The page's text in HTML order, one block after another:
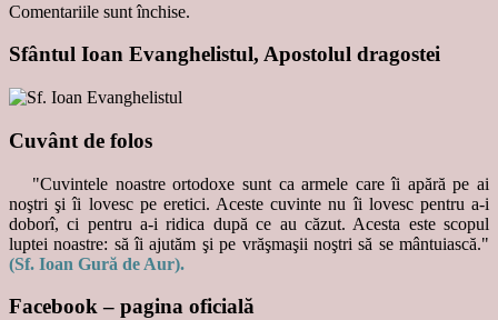
Comentariile sunt închise.
Sfântul Ioan Evanghelistul, Apostolul dragostei
Cuvânt de folos
"Cuvintele noastre ortodoxe sunt ca armele care îi apără pe ai
noştri şi îi lovesc pe eretici. Aceste cuvinte nu îi lovesc pentru a-i
doborî, ci pentru a-i ridica după ce au căzut. Acesta este scopul
luptei noastre: să îi ajutăm şi pe vrăşmaşii noştri să se mântuiască."
(Sf. Ioan Gură de Aur).
Facebook – pagina oficială